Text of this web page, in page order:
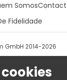
Somos
Fidelidade
GmbH 2014-2026